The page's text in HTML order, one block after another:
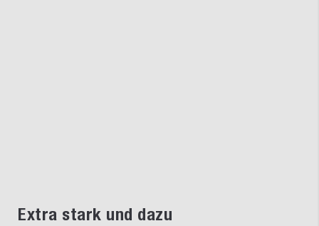
Extra stark und dazu